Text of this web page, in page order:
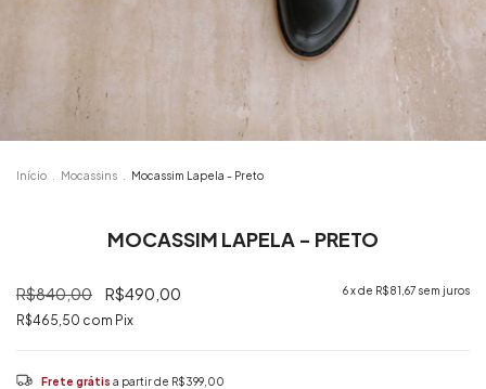
Início Mocassins Mocassim Lapela - Preto
MOCASSIM LAPELA - PRETO
R$840,00 R$490,00 6x de R$81,67 sem juros
R$465,50 com Pix
Frete grátis a partir de R$399,00